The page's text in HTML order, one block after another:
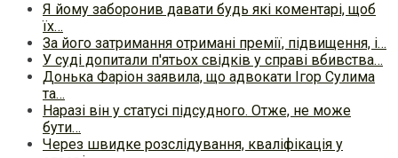
Я йому заборонив давати будь які коментарі, щоб
їх…
За його затримання отримані премії, підвищення, і…
У суді допитали п'ятьох свідків у справі вбивства…
Донька Фаріон заявила, що адвокати Ігор Сулима
та…
Наразі він у статусі підсудного. Отже, не може
бути…
Через швидке розслідування, кваліфікація у